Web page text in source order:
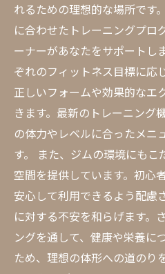
れるための理想的な場所です
に合わせたトレーニングプロ
ーナーがあなたをサポートし
ぞれのフィットネス目標に応
正しいフォームや効果的なエ
きます。最新のトレーニング
の体力やレベルに合ったメニ
す。 また、ジムの環境にもこ
空間を提供しています。初心
安心して利用できるよう配慮
に対する不安を和らげます。
ングを通して、健康や栄養に
ため、理想の体形への道のり